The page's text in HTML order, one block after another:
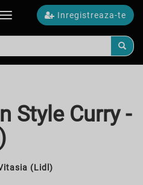
Inregistreaza-te
Toggle
Style Curry -
(Lidl)